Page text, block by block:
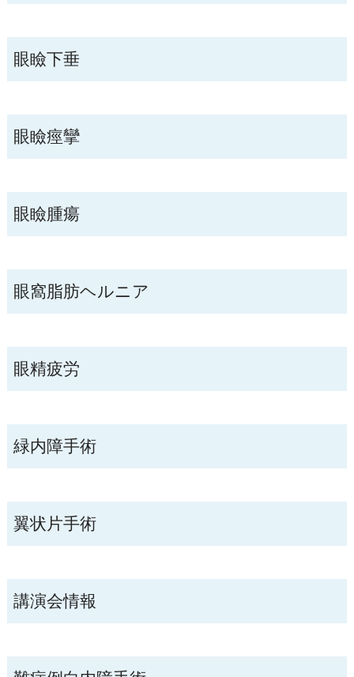
眼瞼下垂
眼瞼痙攣
眼瞼腫瘍
眼窩脂肪ヘルニア
眼精疲労
緑内障手術
翼状片手術
講演会情報